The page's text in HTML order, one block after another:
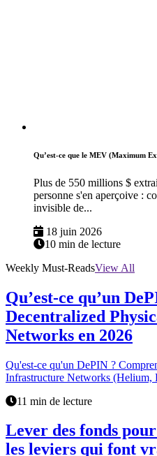
Qu’est-ce que le MEV (Maximum
Plus de 550 millions $
personne s'en aperçoive :
invisible de...
18 juin 2026
10 min de lecture
Weekly Must-ReadsView All
Qu’est-ce qu’un
Decentralized
Networks en 2026
Qu'est-ce qu'un DePIN ?
Infrastructure Networks (Helium,
11 min de lecture
Lever des fonds
les leviers qui font